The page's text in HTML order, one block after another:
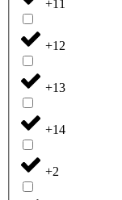
+11
+12
+13
+14
+2